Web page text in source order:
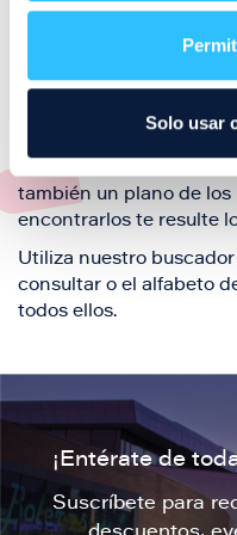
Solo usar
también de nuestra
tu visita.
El este directorio de
también un plano de
encontrarlos te resulte
Utiliza nuestro
consultar o el alfabeto
todos ellos.
¡Entérate de
Suscríbete para